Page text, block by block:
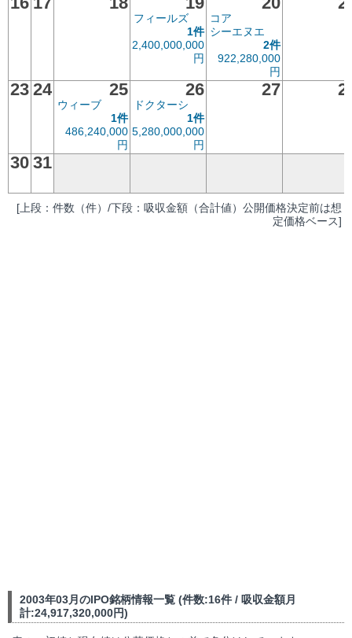
フィールズ
1件
2,400,000,000
円
コア
シーエヌエ
2件
922,280,000
円
23 24 25
ウィーブ
1件
486,240,000
円
26
ドクターシ
1件
5,280,000,000
円
27
30 31
[上段：件数（件）/下段：吸収金額（合計値）公開価格決定前は想
定価格ベース]
2003年03月のIPO銘柄情報一覧 (件数:16件 / 吸収金額月
計:24,917,320,000円)